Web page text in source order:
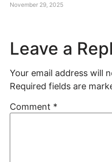
November 29, 2025
Leave a
Your email address will
Required fields are
Comment *